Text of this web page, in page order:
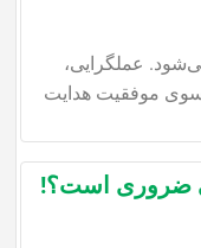
عملگرایی،
سوی موفقیت هدایت
ضروری است؟!